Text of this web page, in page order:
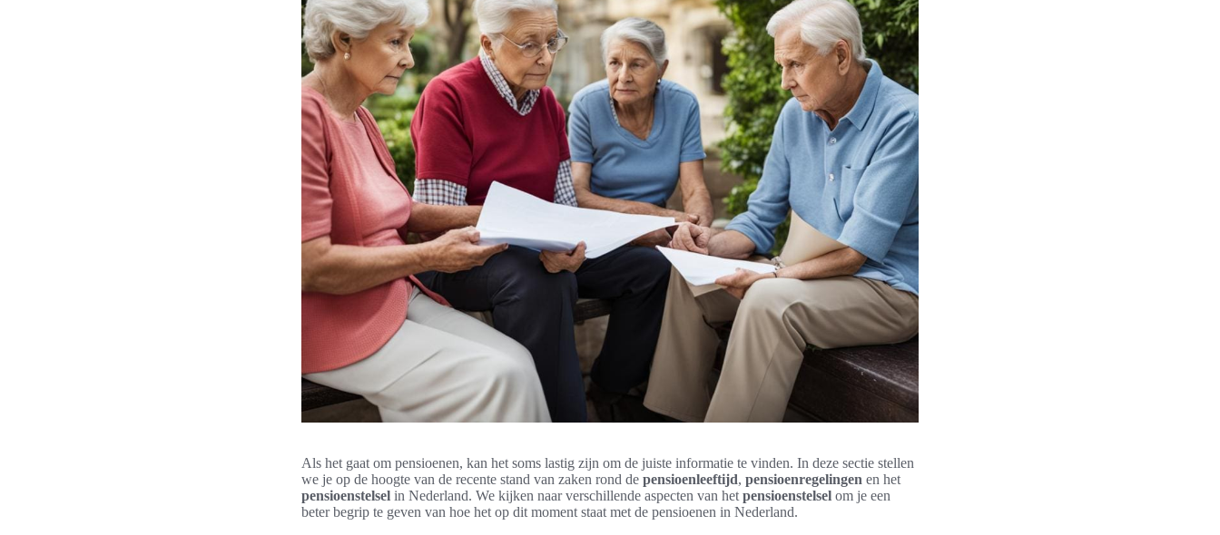
Als het gaat om pensioenen, kan het soms lastig zijn om de juiste informatie te vinden. In deze sectie stellen
we je op de hoogte van de recente stand van zaken rond de pensioenleeftijd, pensioenregelingen en het
pensioenstelsel in Nederland. We kijken naar verschillende aspecten van het pensioenstelsel om je een
beter begrip te geven van hoe het op dit moment staat met de pensioenen in Nederland.